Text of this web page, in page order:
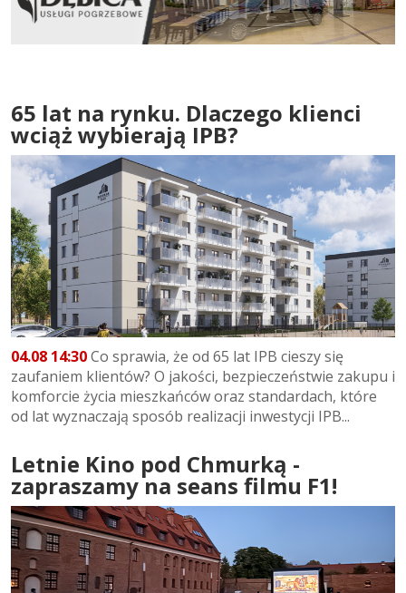
65 lat na rynku. Dlaczego klienci
wciąż wybierają IPB?
04.08 14:30Co sprawia, że od 65 lat IPB cieszy się
zaufaniem klientów? O jakości, bezpieczeństwie zakupu i
komforcie życia mieszkańców oraz standardach, które
od lat wyznaczają sposób realizacji inwestycji IPB...
Letnie Kino pod Chmurką -
zapraszamy na seans filmu F1!